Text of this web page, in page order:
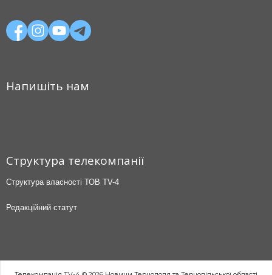
Напишіть нам
Структура телекомпанії
Структура власності ТОВ TV-4
Редакційний статут